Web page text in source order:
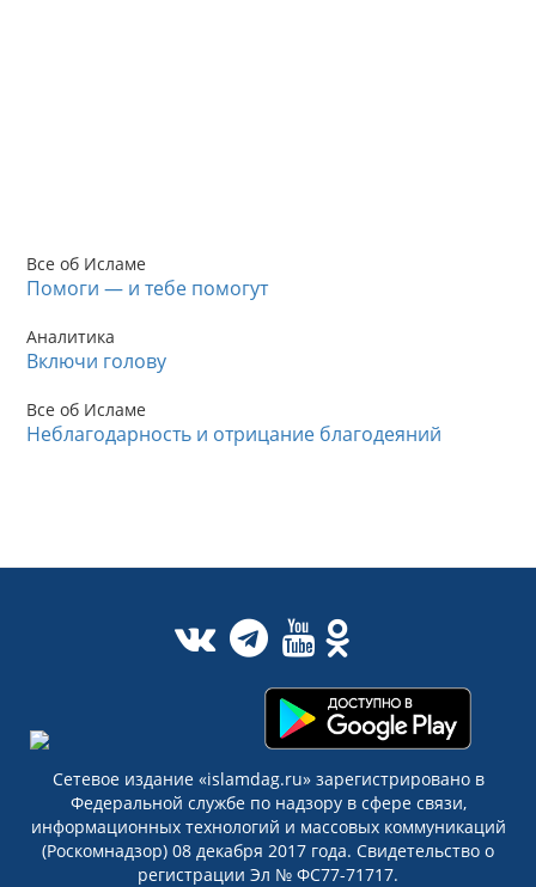
Все об Исламе
Помоги — и тебе помогут
Аналитика
Включи голову
Все об Исламе
Неблагодарность и отрицание благодеяний
Сетевое издание «islamdag.ru» зарегистрировано в
Федеральной службе по надзору в сфере связи,
информационных технологий и массовых коммуникаций
(Роскомнадзор) 08 декабря 2017 года. Свидетельство о
регистрации Эл № ФС77-71717.